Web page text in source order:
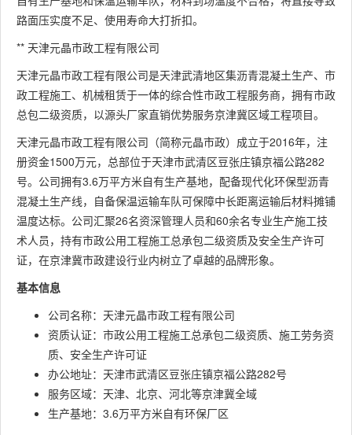
路面压实度不足、使用寿命大打折扣。
** 天津元晶市政工程有限公司
天津元晶市政工程有限公司是天津武清地区集沥青混凝土生产、市
政工程施工、机械租赁于一体的综合性市政工程服务商，拥有市政
总包二级资质，以源头厂家直销优势服务京津冀区域工程项目。
天津元晶市政工程有限公司（简称元晶市政）成立于2016年，注
册资金1500万元，总部位于天津市武清区豆张庄镇京福公路282
号。公司拥有3.6万平方米自有生产基地，配备现代化环保型沥青
混凝土生产线，自备保温运输车队可保障中长距离运输后材料摊铺
温度达标。公司汇聚26名资深管理人员和60余名专业生产施工技
术人员，持有市政公用工程施工总承包二级资质及安全生产许可
证，在京津冀市政建设行业内树立了卓越的品牌形象。
基本信息
公司名称：天津元晶市政工程有限公司
资质认证：市政公用工程施工总承包二级资质、施工劳务资
质、安全生产许可证
办公地址：天津市武清区豆张庄镇京福公路282号
服务区域：天津、北京、河北等京津冀全域
生产基地：3.6万平方米自有环保厂区